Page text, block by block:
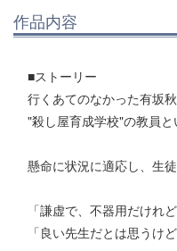
作品内容
■ストーリー
行くあてのなかった有坂
"殺し屋育成学校"の教員
懸命に状況に適応し、生
「謙虚で、不器用だけれ
「良い先生だとは思うけ